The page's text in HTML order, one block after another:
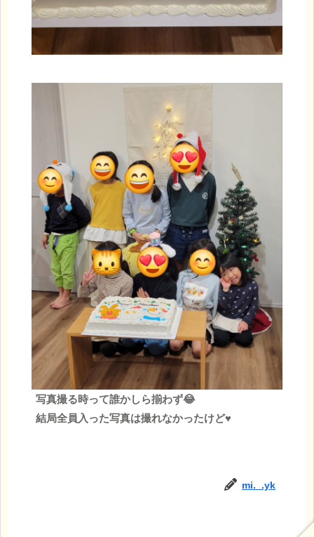
写真撮る時って誰かしら揃わず😂
結局全員入った写真は撮れなかったけど♥
mi._.yk